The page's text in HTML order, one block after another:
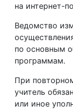
на интернет-
Ведомство
по основным
программам.
При
учитель
или иное